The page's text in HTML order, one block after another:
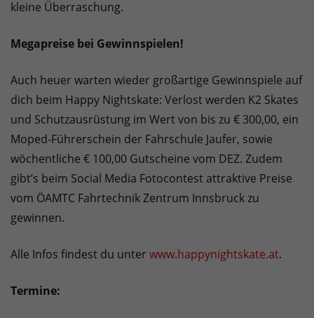
kleine Überraschung.
Megapreise bei Gewinnspielen!
Auch heuer warten wieder großartige Gewinnspiele auf
dich beim Happy Nightskate: Verlost werden K2 Skates
und Schutzausrüstung im Wert von bis zu € 300,00, ein
Moped-Führerschein der Fahrschule Jaufer, sowie
wöchentliche € 100,00 Gutscheine vom DEZ. Zudem
gibt’s beim Social Media Fotocontest attraktive Preise
vom ÖAMTC Fahrtechnik Zentrum Innsbruck zu
gewinnen.
Alle Infos findest du unter www.happynightskate.at.
Termine: